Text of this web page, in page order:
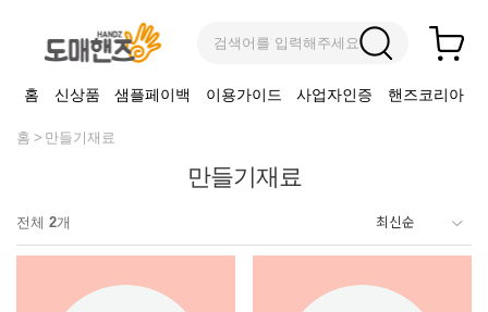
검색어를 입력해주세요
홈 신상품 샘플페이백 이용가이드 사업자인증 핸즈코리아
홈 만들기재료
만들기재료
전체 2개